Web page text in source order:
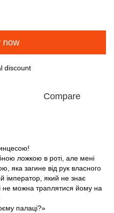
now
discount
Compare
ложкою в роті, але мені
яка загине від рук власного
імператор, який не знає
можна траплятися йому на
палаці?»